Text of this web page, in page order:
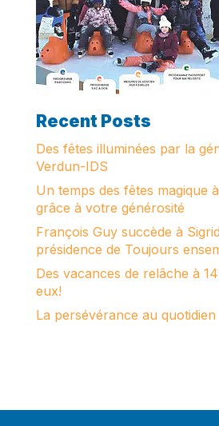
Recent Posts
Des fêtes illuminées par la
Verdun-IDS
Un temps des fêtes magique
grâce à votre générosité
François Guy succède à
présidence de Toujours
Des vacances de relâche à
eux!
La persévérance au quotidien